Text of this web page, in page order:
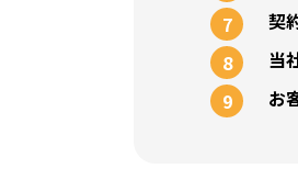
7
契
8
当
9
お